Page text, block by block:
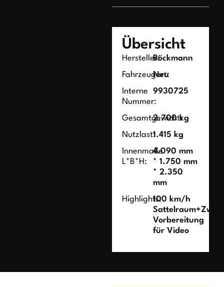
Übersicht
Hersteller:Böckmann
Fahrzeugart:
Neu
Interne
Nummer:
9930725
Gesamtgewicht:
2.700 kg
Nutzlast:1.415 kg
Innenmaße
L*B*H:
4.090 mm
* 1.750 mm
* 2.350
mm
Highlights:100 km/h
Vorbereitung
für Video